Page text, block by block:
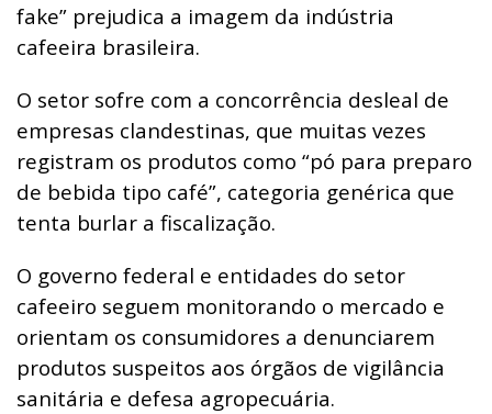
fake” prejudica a imagem da indústria
cafeeira brasileira.
O setor sofre com a concorrência desleal de
empresas clandestinas, que muitas vezes
registram os produtos como “pó para preparo
de bebida tipo café”, categoria genérica que
tenta burlar a fiscalização.
O governo federal e entidades do setor
cafeeiro seguem monitorando o mercado e
orientam os consumidores a denunciarem
produtos suspeitos aos órgãos de vigilância
sanitária e defesa agropecuária.